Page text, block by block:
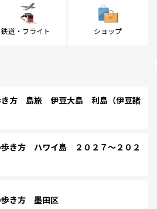
鉄道・フライト ショップ
き方 島旅 伊豆大島 利島（伊豆諸
き方 ハワイ島 ２０２７～２０２
き方 墨田区